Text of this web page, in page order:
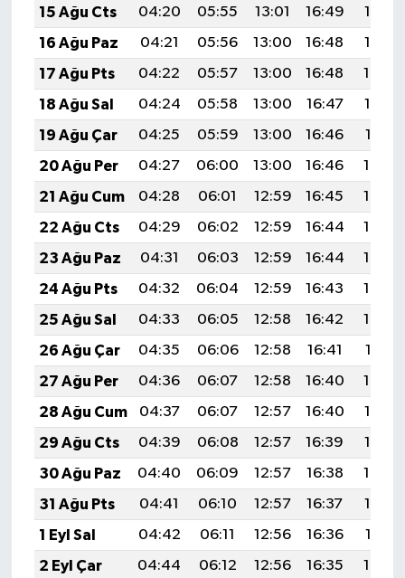
15 Ağu Cts
04:20 05:55 13:01 16:49
19:56
16 Ağu Paz
04:21 05:56 13:00 16:48
19:55
17 Ağu Pts
04:22 05:57 13:00 16:48
19:54
18 Ağu Sal
04:24 05:58 13:00 16:47
19:52
19 Ağu Çar
04:25 05:59 13:00 16:46
19:51
20 Ağu Per
04:27 06:00 13:00 16:46
19:49
21 Ağu Cum
04:28 06:01 12:59 16:45
19:48
22 Ağu Cts
04:29 06:02 12:59 16:44
19:46
23 Ağu Paz
04:31 06:03 12:59 16:44
19:45
24 Ağu Pts
04:32 06:04 12:59 16:43
19:44
25 Ağu Sal
04:33 06:05 12:58 16:42
19:42
26 Ağu Çar
04:35 06:06 12:58 16:41
19:41
27 Ağu Per
04:36 06:07 12:58 16:40
19:39
28 Ağu Cum
04:37 06:07 12:57 16:40
19:37
29 Ağu Cts
04:39 06:08 12:57 16:39
19:36
30 Ağu Paz
04:40 06:09 12:57 16:38
19:34
31 Ağu Pts
04:41 06:10 12:57 16:37
19:33
1 Eyl Sal
04:42 06:11 12:56 16:36
19:31
2 Eyl Çar
04:44 06:12 12:56 16:35
19:30